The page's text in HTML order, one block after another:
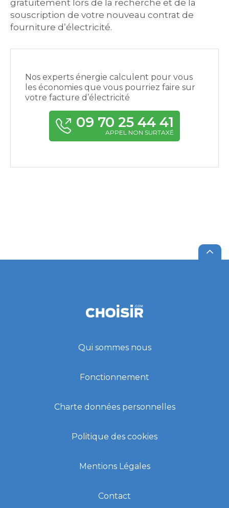
gratuitement lors de la recherche et de la
souscription de votre nouveau contrat de
fourniture d’électricité.
Nos experts énergie calculent pour vous
les économies que vous pourriez faire sur
votre facture d’électricité
09 70 25 44 41
APPEL NON SURTAXÉ
Qui sommes nous
Fonctionnement
Charte données personnelles
Politique des cookies
Mentions Légales
Contact